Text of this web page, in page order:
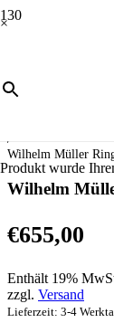
×
Produkt wurde
Handschmuck
/
Wilhelm Müller
Wilhelm
€655,00
Enthält 19%
zzgl. Versand
Lieferzeit: 3-4